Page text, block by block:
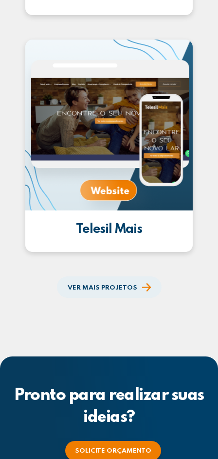
Telesil Mais
VER MAIS PROJETOS
Pronto para realizar suas
ideias?
SOLICITE ORÇAMENTO